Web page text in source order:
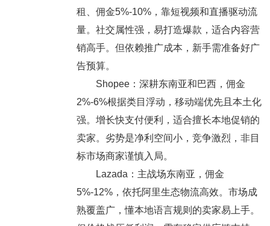
租、佣金5%-10%，靠短视频和直播驱动流
量。社交属性强，易打造爆款，适合内容营
销高手。但依赖推广成本，新手需准备好广
告预算。
Shopee：深耕东南亚和巴西，佣金
2%-6%根据类目浮动，移动端优先且本土化
强。增长快支付便利，适合擅长本地促销的
卖家。劣势是净利空间小，竞争激烈，非目
标市场商家谨慎入局。
Lazada：主战场东南亚，佣金
5%-12%，依托阿里生态物流高效。市场成
熟覆盖广，懂本地语言规则的卖家易上手。